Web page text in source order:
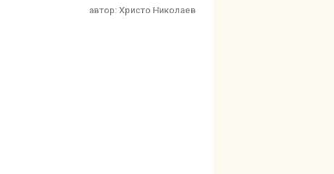
автор: Христо Николаев